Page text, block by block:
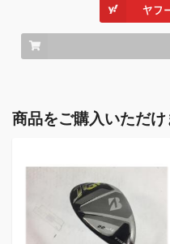
ヤフ
商品をご購入いただけ